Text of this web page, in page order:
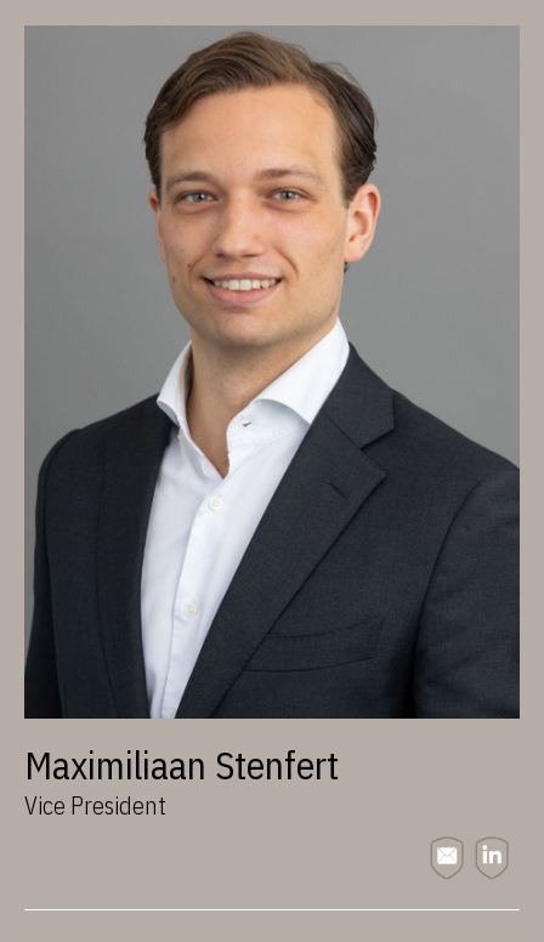
Maximiliaan Stenfert
Vice President